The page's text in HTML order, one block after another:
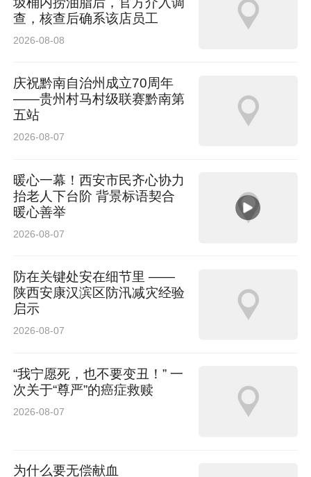
杯中，领克纵横车队共斩获2冠2亚1季的成绩。
此外，领克汽车正式官宣知名演员、赛车手韩东
君成为“领克品牌汽车运动大使”。韩东君正式加
赛车征战TCR中国系列赛。
今年是领克品牌成立十周年，5月，全国近百家
黑色，焕新为极具科技与未来感的白色，展厅内
部也完成了场景体验优化。这标志着领克渠道新
面进阶再提速。
辆，其中，主流新能源品牌吉利银河销量81727
查，核查后确系该店员工
2026-08-08
庆祝黔南自治州成立70周年
——贵州村马村级联赛黔南第
五站
2026-08-07
暖心一幕！西安市民齐心协力
抬老人下台阶 背景标语契合
暖心善举
2026-08-07
防在关键处安在细节里 ——
陕西安康汉滨区防汛减灾经验
启示
2026-08-07
“我宁愿死，也不要变丑！” 一
次关于“尊严”的癌症救赎
2026-08-07
为什么要无偿献血